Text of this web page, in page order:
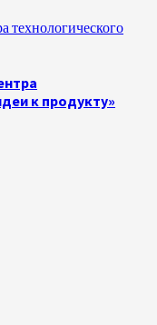
технологического
к продукту»